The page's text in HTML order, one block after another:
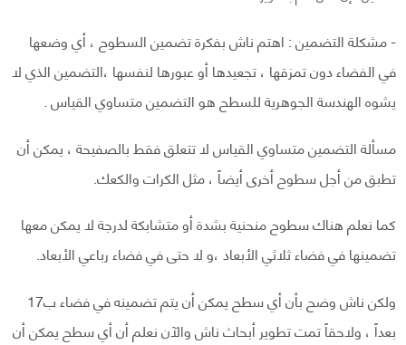
- مشكلة التضمين : اهتم ناش بفكرة تضمين السطوح ، أي وضعها
في الفضاء دون تمزقها ، تجعيدها أو عبورها لنفسها ،التضمين الذي لا
يشوه الهندسة الجوهرية للسطح هو التضمين متساوي القياس .
مسألة التضمين متساوي القياس لا تتعلق فقط بالصفيحة ، يمكن أن
تطبق من أجل سطوح أخرى أيضاً ، مثل الكرات والكعك.
كما نعلم هناك سطوح منحنية بشدة أو متشابكة لدرجة لا يمكن معها
تضمينها في فضاء ثلاثي الأبعاد ،و لا حتى في فضاء رباعي الأبعاد.
ولكن ناش وضح بأن أي سطح يمكن أن يتم تضمينه في فضاء ب17
بعداً ، ولاحقاً تمت تطوير أبحاث ناش والآن نعلم أن أي سطح يمكن أن